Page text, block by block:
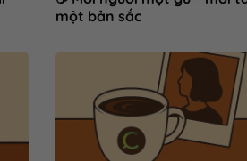
một bản sắc